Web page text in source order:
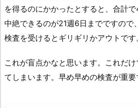
を得るのにかかったとすると、合計で
中絶できるのが21週6日までですので
検査を受けるとギリギリかアウトです
これが盲点かなと思います。これだ
てしまいます。早め早めの検査が重要